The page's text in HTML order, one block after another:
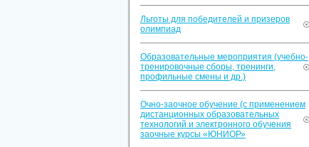
Льготы для победителей и призеров
олимпиад
Образовательные мероприятия (учебно-
тренировочные сборы, тренинги,
профильные смены и др.)
Очно-заочное обучение (с применением
дистанционных образовательных
технологий и электронного обучения
заочные курсы «ЮНИОР»